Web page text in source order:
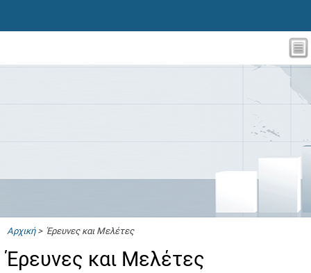
Αρχική> Έρευνες και Μελέτες
Έρευνες και Μελέτες